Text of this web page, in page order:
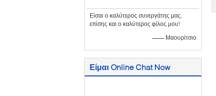
Είσαι ο καλύτερος συνεργάτης μας,
επίσης και ο καλύτερος φίλος μου!
—— Μαουρίτσιο
Είμαι Online Chat Now